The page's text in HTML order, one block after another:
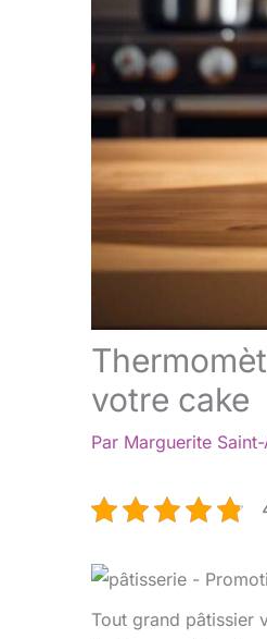
votre cake
Par Marguerite
Tout grand pâtissier